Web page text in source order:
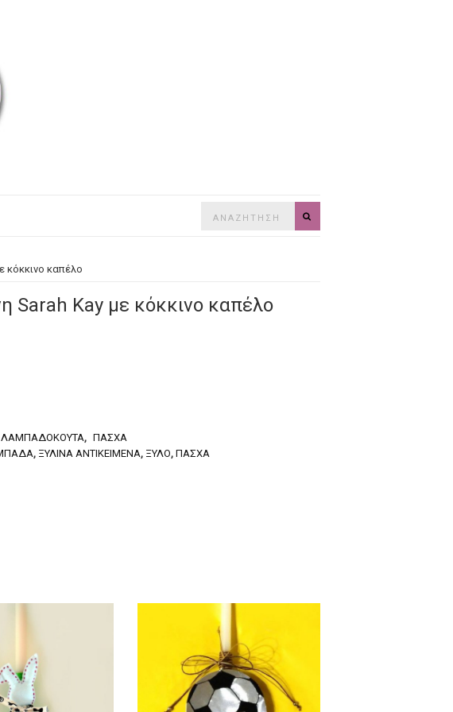
κόκκινο καπέλο
Sarah Kay με κόκκινο καπέλο
, ΠΆΣΧΑ
, ΞΎΛΙΝΑ ΑΝΤΙΚΕΊΜΕΝΆ, ΞΎΛΟ, ΠΆΣΧΑ